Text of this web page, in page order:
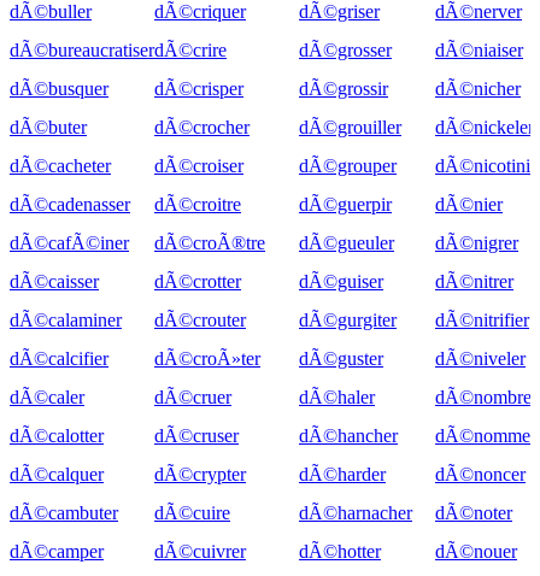
dÃ©buller
dÃ©bureaucratiser
dÃ©busquer
dÃ©buter
dÃ©cacheter
dÃ©cadenasser
dÃ©cafÃ©iner
dÃ©caisser
dÃ©calaminer
dÃ©calcifier
dÃ©caler
dÃ©calotter
dÃ©calquer
dÃ©cambuter
dÃ©camper
dÃ©criquer
dÃ©crire
dÃ©crisper
dÃ©crocher
dÃ©croiser
dÃ©croitre
dÃ©croÃ®tre
dÃ©crotter
dÃ©crouter
dÃ©croÃ»ter
dÃ©cruer
dÃ©cruser
dÃ©crypter
dÃ©cuire
dÃ©cuivrer
dÃ©griser
dÃ©grosser
dÃ©grossir
dÃ©grouiller
dÃ©grouper
dÃ©guerpir
dÃ©gueuler
dÃ©guiser
dÃ©gurgiter
dÃ©guster
dÃ©haler
dÃ©hancher
dÃ©harder
dÃ©harnacher
dÃ©hotter
dÃ©nerver
dÃ©niaiser
dÃ©nicher
dÃ©nickeler
dÃ©nier
dÃ©nigrer
dÃ©nitrer
dÃ©nitrifier
dÃ©niveler
dÃ©nombrer
dÃ©nommer
dÃ©noncer
dÃ©noter
dÃ©nouer